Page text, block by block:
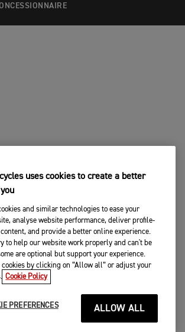
uses cookies to create a better
and similar technologies to ease your
analyse website performance, deliver profile-
and provide a better online experience.
to help our website work properly and can't be
are optional but support your experience.
cookies by clicking on “Allow all” or adjust your
Cookie Policy
PREFERENCES ALLOW ALL